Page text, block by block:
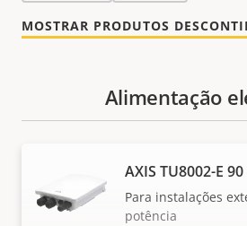
MOSTRAR PRODUTOS
Alimentação
AXIS TU8002-E
Para instalações
potência